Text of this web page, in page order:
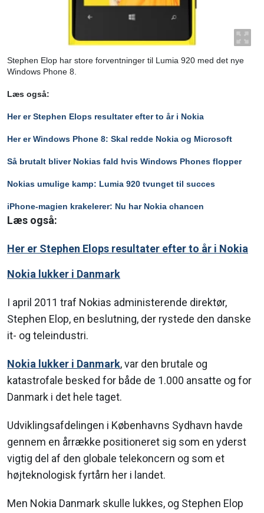
Stephen Elop har store forventninger til Lumia 920 med det nye
Windows Phone 8.
Læs også:
Her er Stephen Elops resultater efter to år i Nokia
Her er Windows Phone 8: Skal redde Nokia og Microsoft
Så brutalt bliver Nokias fald hvis Windows Phones flopper
Nokias umulige kamp: Lumia 920 tvunget til succes
iPhone-magien krakelerer: Nu har Nokia chancen
Læs også:
Her er Stephen Elops resultater efter to år i Nokia
Nokia lukker i Danmark
I april 2011 traf Nokias administerende direktør,
Stephen Elop, en beslutning, der rystede den danske
it- og teleindustri.
Nokia lukker i Danmark, var den brutale og
katastrofale besked for både de 1.000 ansatte og for
Danmark i det hele taget.
Udviklingsafdelingen i Københavns Sydhavn havde
gennem en årrække positioneret sig som en yderst
vigtig del af den globale telekoncern og som et
højteknologisk fyrtårn her i landet.
Men Nokia Danmark skulle lukkes, og Stephen Elop